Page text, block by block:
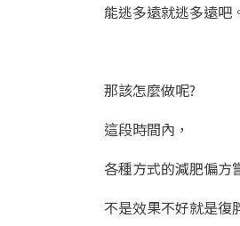
能逃多遠就逃多遠吧
那該怎麼做呢?
這段時間內，
各種方式的減肥偏方
不是效果不好就是復